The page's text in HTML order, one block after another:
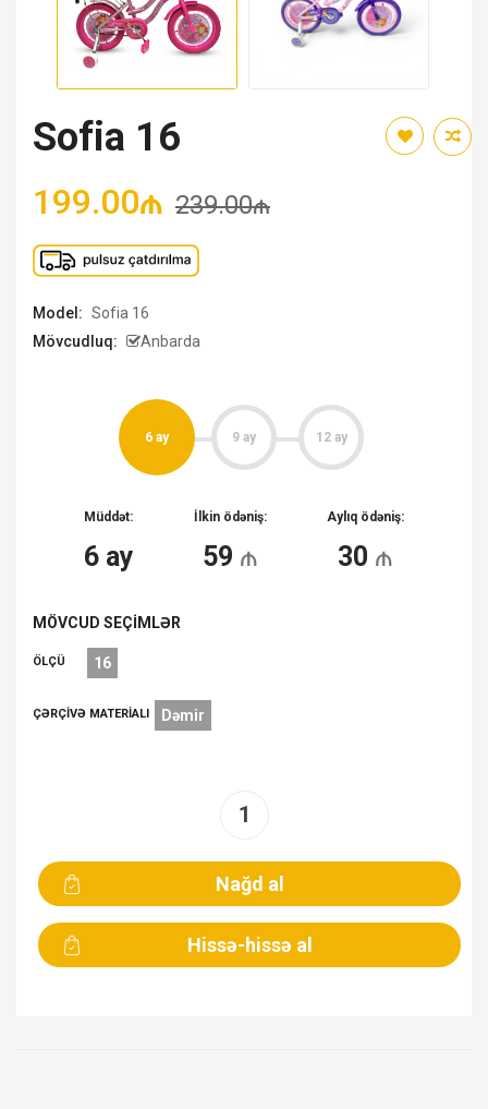
Sofia 16
199.00₼ 239.00₼
Model: Sofia 16
Mövcudluq:
Anbarda
6 ay 9 ay 12 ay
Müddət:
6ay
İlkin ödəniş:
59 ₼
Aylıq ödəniş:
30 ₼
MÖVCUD SEÇIMLƏR
ÖLÇÜ 16
ÇƏRÇIVƏ MATERIALI Dəmir